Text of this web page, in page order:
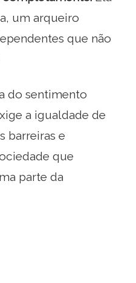
um arqueiro
que não
do sentimento
a igualdade de
barreiras e
que
parte da